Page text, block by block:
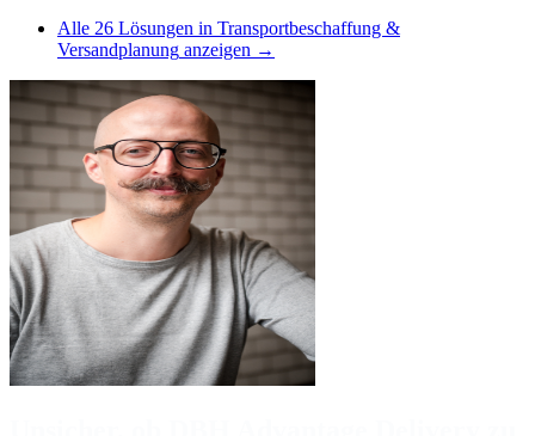
Alle 26 Lösungen in Transportbeschaffung &
Versandplanung anzeigen →